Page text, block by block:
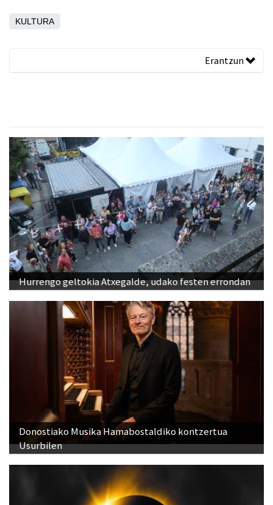
KULTURA
Erantzun
Hurrengo geltokia Atxegalde, udako festen errondan
Donostiako Musika Hamabostaldiko kontzertua
Usurbilen